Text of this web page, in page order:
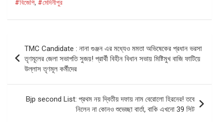
#বিজেপি, #মেদিনীপুর
Post
navigation
TMC Candidate : নানা গুঞ্জন এর মধ্যেও মমতা অভিষেকের প্রধান ভরসা
তৃণমূলের জেলা সভাপতি সুজয়! প্রার্থী বিহীন বিধান সভায় মিষ্টিমুখ বাজি ফাটিয়ে
উল্লাস তৃণমূল কর্মীদের
Bjp second List: প্রথম নয় দ্বিতীয় দফায় নাম বেরোলো হিরনের! তবে
নিলেন না কোনও শুভেচ্ছা বার্তা, বাকি এখনো 39 সিট